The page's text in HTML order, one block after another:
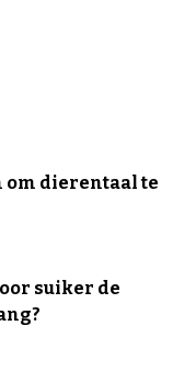
om dierentaal te
suiker de